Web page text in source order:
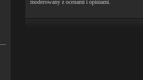
moderowany z ocenami i opiniami.